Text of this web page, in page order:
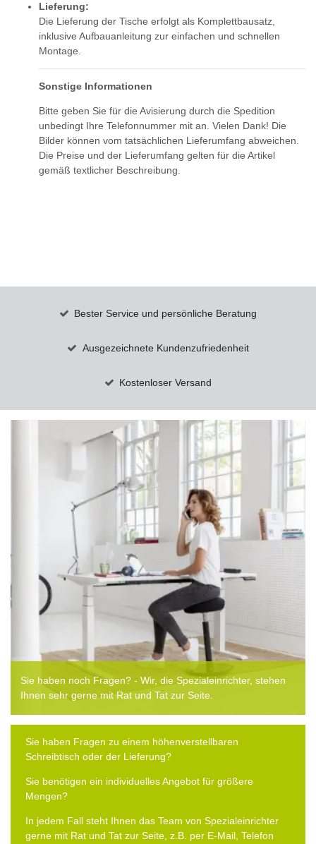
Lieferung:
Die Lieferung der Tische erfolgt als Komplettbausatz,
inklusive Aufbauanleitung zur einfachen und schnellen
Montage.
Sonstige Informationen
Bitte geben Sie für die Avisierung durch die Spedition
unbedingt Ihre Telefonnummer mit an. Vielen Dank! Die
Bilder können vom tatsächlichen Lieferumfang abweichen.
Die Preise und der Lieferumfang gelten für die Artikel
gemäß textlicher Beschreibung.
Bester Service und persönliche Beratung
Ausgezeichnete Kundenzufriedenheit
Kostenloser Versand
Sie haben noch Fragen? - Wir, die Spezialeinrichter, stehen
Ihnen sehr gerne mit Rat und Tat zur Seite.
Sie haben Fragen zu einem höhenverstellbaren
Schreibtisch oder der Lieferung?
Sie benötigen ein individuelles Angebot für größere
Mengen?
In jedem Fall steht Ihnen das Team von Spezialeinrichter
gerne mit Rat und Tat zur Seite, z.B. per E-Mail, Telefon